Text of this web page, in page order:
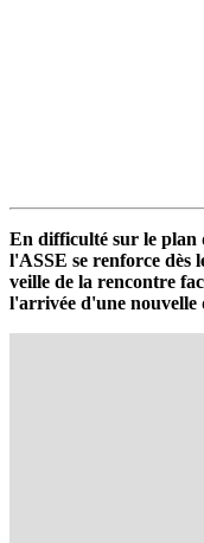
En difficulté sur le plan
l'ASSE se renforce dès
veille de la rencontre
l'arrivée d'une nouvelle